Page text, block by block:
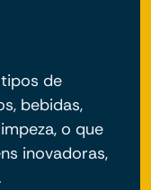
de
bebidas,
o que
inovadoras,